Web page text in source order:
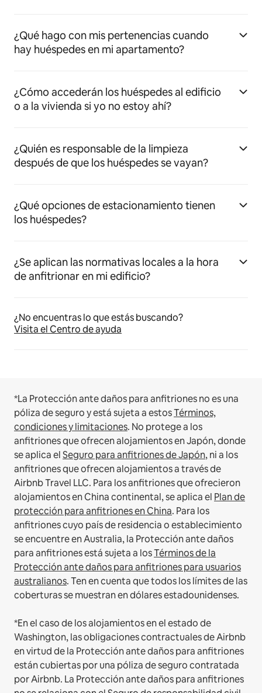
¿Qué hago con mis pertenencias cuando
hay huéspedes en mi apartamento?
¿Cómo accederán los huéspedes al edificio
o a la vivienda si yo no estoy ahí?
¿Quién es responsable de la limpieza
después de que los huéspedes se vayan?
¿Qué opciones de estacionamiento tienen
los huéspedes?
¿Se aplican las normativas locales a la hora
de anfitrionar en mi edificio?
¿No encuentras lo que estás buscando?
Visita el Centro de ayuda
*La Protección ante daños para anfitriones no es una
póliza de seguro y está sujeta a estosTérminos,
condiciones y limitaciones. No protege a los
anfitriones que ofrecen alojamientos en Japón, donde
se aplica elSeguro para anfitriones de Japón, ni a los
anfitriones que ofrecen alojamientos a través de
Airbnb Travel LLC. Para los anfitriones que ofrecieron
alojamientos en China continental, se aplica el Plan de
protección para anfitriones en China. Para los
anfitriones cuyo país de residencia o establecimiento
se encuentre en Australia, la Protección ante daños
para anfitriones está sujeta a losTérminos de la
Protección ante daños para anfitriones para usuarios
australianos. Ten en cuenta que todos los límites de las
coberturas se muestran en dólares estadounidenses.
*En el caso de los alojamientos en el estado de
Washington, las obligaciones contractuales de Airbnb
en virtud de la Protección ante daños para anfitriones
están cubiertas por una póliza de seguro contratada
por Airbnb. La Protección ante daños para anfitriones